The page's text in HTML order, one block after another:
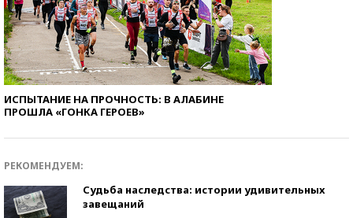
ИСПЫТАНИЕ НА ПРОЧНОСТЬ: В АЛАБИНЕ
ПРОШЛА «ГОНКА ГЕРОЕВ»
РЕКОМЕНДУЕМ:
Судьба наследства: истории удивительных
завещаний